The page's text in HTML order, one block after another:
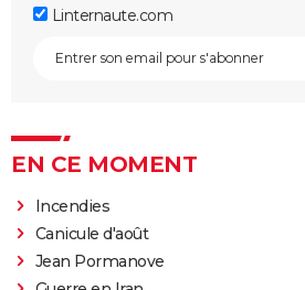
Linternaute.com
EN CE MOMENT
Incendies
Canicule d'août
Jean Pormanove